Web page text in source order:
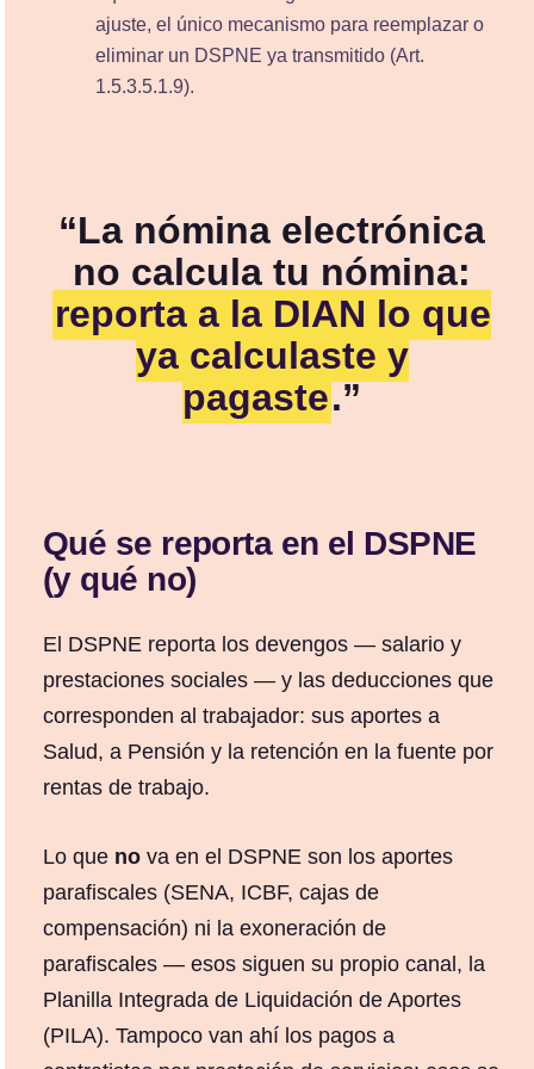
ajuste, el único mecanismo para reemplazar o
eliminar un DSPNE ya transmitido (Art.
1.5.3.5.1.9).
“La nómina electrónica
no calcula tu nómina:
reporta a la DIAN lo que
ya calculaste y
pagaste.”
Qué se reporta en el DSPNE
(y qué no)
El DSPNE reporta los devengos — salario y
prestaciones sociales — y las deducciones que
corresponden al trabajador: sus aportes a
Salud, a Pensión y la retención en la fuente por
rentas de trabajo.
Lo que no va en el DSPNE son los aportes
parafiscales (SENA, ICBF, cajas de
compensación) ni la exoneración de
parafiscales — esos siguen su propio canal, la
Planilla Integrada de Liquidación de Aportes
(PILA). Tampoco van ahí los pagos a